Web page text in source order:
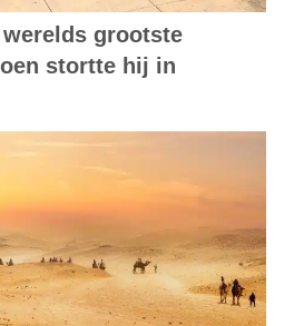
werelds grootste
stortte hij in